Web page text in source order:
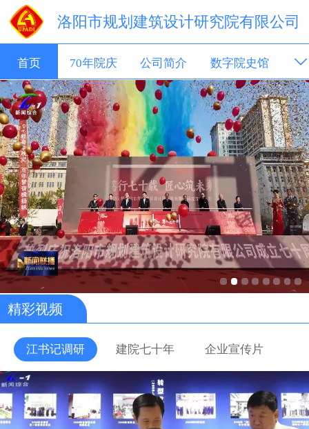
洛阳市规划建筑设计研究院有限公司
首页 70年院庆 公司简介 数字院史馆
新闻动态 成果展示 招聘信息 科技转移
精彩视频
江书记调研 建院七十年 企业宣传片